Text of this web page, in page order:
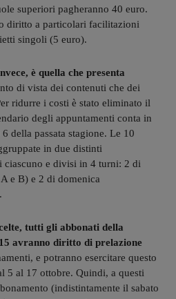
superiori pagheranno 40 euro.
diritto a particolari facilitazioni
singoli (5 euro).
è quella che presenta
di vista dei contenuti che dei
ridurre i costi è stato eliminato il
degli appuntamenti conta in
della passata stagione. Le 10
in due distinti
ciascuno e divisi in 4 turni: 2 di
e B) e 2 di domenica
tutti gli abbonati della
avranno diritto di prelazione
e potranno esercitare questo
5 al 17 ottobre. Quindi, a questi
(indistintamente il sabato